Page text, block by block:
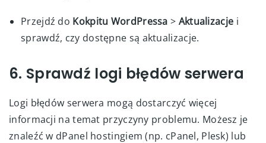
Przejdź do Kokpitu WordPressa > Aktualizacje i
sprawdź, czy dostępne są aktualizacje.
6. Sprawdź logi błędów serwera
Logi błędów serwera mogą dostarczyć więcej
informacji na temat przyczyny problemu. Możesz je
znaleźć w dPanel hostingiem (np. cPanel, Plesk) lub